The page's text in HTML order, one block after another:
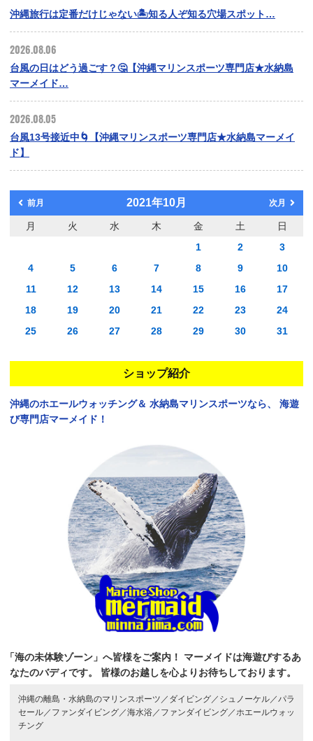
沖縄旅行は定番だけじゃない🏝️知る人ぞ知る穴場スポット…
2026.08.06
台風の日はどう過ごす？🤔【沖縄マリンスポーツ専門店★水納島
マーメイド…
2026.08.05
台風13号接近中🌀【沖縄マリンスポーツ専門店★水納島マーメイ
ド】
前月 2021年10月 次月
月 火 水 木 金 土
日
1
2
3
4
5 6 7 8 9
10
11
12 13 14 15 16
17
18
19 20 21 22 23
24
25
26 27 28 29 30 31
ショップ紹介
沖縄のホエールウォッチング＆ 水納島マリンスポーツなら、
海遊
び専門店マーメイド！
「海の未体験ゾーン」へ皆様をご案内！
マーメイドは海遊びするあ
なたのバディです。
皆様のお越しを心よりお待ちしております。
沖縄の離島・水納島のマリンスポーツ／ ダイビング／ シュノーケル／パラ
セール／ ファンダイビング／海水浴／ ファンダイビング／ホエールウォッ
チング